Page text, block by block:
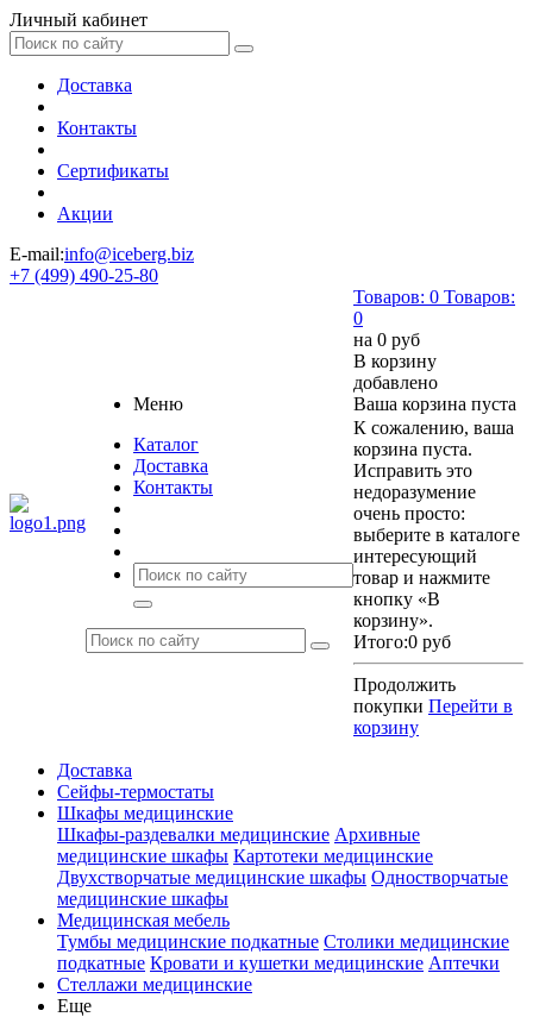
Личный кабинет
Доставка
Контакты
Сертификаты
Акции
E-mail:info@iceberg.biz
+7 (499) 490-25-80
Меню
Каталог
Доставка
Контакты
Товаров: 0 Товаров:
0
на 0 руб
В корзину
добавлено
Ваша корзина пуста
К сожалению, ваша
корзина пуста.
Исправить это
недоразумение
очень просто:
выберите в каталоге
интересующий
товар и нажмите
кнопку «В
корзину».
Итого:0 руб
Продолжить
покупки Перейти в
корзину
Доставка
Сейфы-термостаты
Шкафы медицинские
Шкафы-раздевалки медицинские Архивные
медицинские шкафы Картотеки медицинские
Двухстворчатые медицинские шкафы Одностворчатые
медицинские шкафы
Медицинская мебель
Тумбы медицинские подкатные Столики медицинские
подкатные Кровати и кушетки медицинские Аптечки
Стеллажи медицинские
Еще